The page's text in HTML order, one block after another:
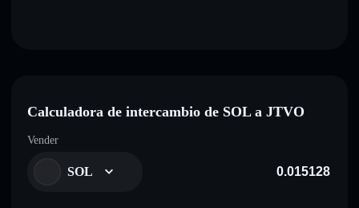
Calculadora de intercambio de SOL a JTVO
Vender
SOL